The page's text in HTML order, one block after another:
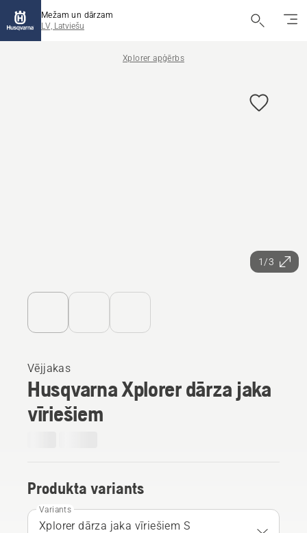
Mežam un dārzam
LV, Latviešu
Xplorer apģērbs
1/3
Vējjakas
Husqvarna Xplorer dārza jaka
vīriešiem
Produkta variants
Variants
Xplorer dārza jaka vīriešiem S